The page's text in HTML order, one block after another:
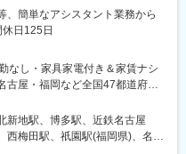
前駅、日本大通り駅、新日本橋
駅(東京都)、センター南駅、京
うスカイツリー駅、大塚駅前
八日市駅、田中口駅、宇都宮駅
、函館駅前駅、あおば通駅、曽
松駅、近鉄名古屋駅、新豊橋
田町駅、高松築港駅、眉山ロー
市役所駅(長崎県)、通町筋駅、
簡単なアシスタント業務から
日125日
し・家具家電付き＆家賃ナシ
屋・福岡など全国47都道府県
ます！◎マイカー通勤OK！直行
家具家電付き＆家賃ナシの社
新地駅、博多駅、近鉄名古屋
梅田駅、祇園駅(福岡県)、名鉄